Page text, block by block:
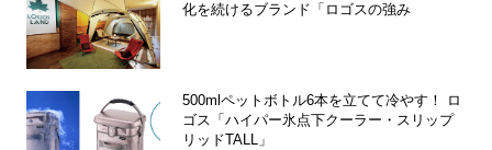
化を続けるブランド「ロゴスの強み
500mlペットボトル6本を立てて冷やす！ ロ
ゴス「ハイパー氷点下クーラー・スリップ
リッドTALL」